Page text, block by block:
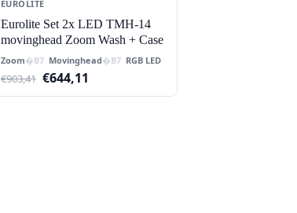
EUROLITE
Eurolite Set 2x LED TMH-14
movinghead Zoom Wash + Case
Zoom Movinghead RGB LED
€903,41 Oorspronkelijke
€644,11